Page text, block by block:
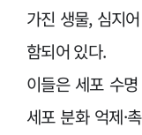
가진 생물, 심지
함되어 있다.
이들은 세포 수
세포 분화 억제·